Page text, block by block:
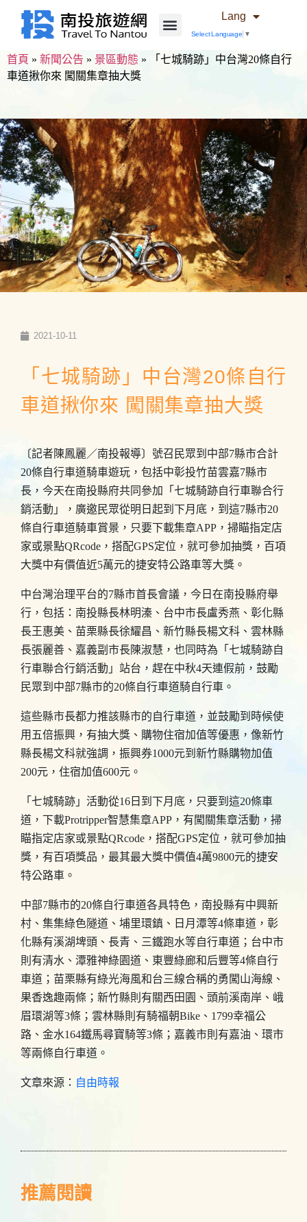
Lang
Select Language ▼
首頁 » 新聞公告 » 景區動態 »
「七城騎跡」中台灣20條自行
車道揪你來 闖關集章抽大獎
2021-10-11
「七城騎跡」中台灣20條自行
車道揪你來 闖關集章抽大獎
〔記者陳鳳麗／南投報導〕號召民眾到中部7縣市合計
20條自行車道騎車遊玩，包括中彰投竹苗雲嘉7縣市
長，今天在南投縣府共同參加「七城騎跡自行車聯合行
銷活動」，廣邀民眾從明日起到下月底，到這7縣市20
條自行車道騎車賞景，只要下載集章APP，掃瞄指定店
家或景點QRcode，搭配GPS定位，就可參加抽獎，百項
大獎中有價值近5萬元的捷安特公路車等大獎。
中台灣治理平台的7縣市首長會議，今日在南投縣府舉
行，包括：南投縣長林明溱、台中市長盧秀燕、彰化縣
長王惠美、苗栗縣長徐耀昌、新竹縣長楊文科、雲林縣
長張麗善、嘉義副市長陳淑慧，也同時為「七城騎跡自
行車聯合行銷活動」站台，趕在中秋4天連假前，鼓勵
民眾到中部7縣市的20條自行車道騎自行車。
這些縣市長都力推該縣市的自行車道，並鼓勵到時候使
用五倍振興，有抽大獎、購物住宿加值等優惠，像新竹
縣長楊文科就強調，振興券1000元到新竹縣購物加值
200元，住宿加值600元。
「七城騎跡」活動從16日到下月底，只要到這20條車
道，下載Protripper智慧集章APP，有闖關集章活動，掃
瞄指定店家或景點QRcode，搭配GPS定位，就可參加抽
獎，有百項獎品，最其最大獎中價值4萬9800元的捷安
特公路車。
中部7縣市的20條自行車道各具特色，南投縣有中興新
村、集集綠色隧道、埔里環鎮、日月潭等4條車道，彰
化縣有溪湖埤頭、長青、三鐵跑水等自行車道；台中市
則有清水、潭雅神綠園道、東豐綠廊和后豐等4條自行
車道；苗栗縣有綠光海風和台三線合稱的勇闖山海線、
果香逸趣兩條；新竹縣則有關西田園、頭前溪南岸、峨
眉環湖等3條；雲林縣則有騎福朝Bike、1799幸福公
路、金水164鐵馬尋寶騎等3條；嘉義市則有嘉油、環市
等兩條自行車道。
文章來源： 自由時報
推薦閱讀